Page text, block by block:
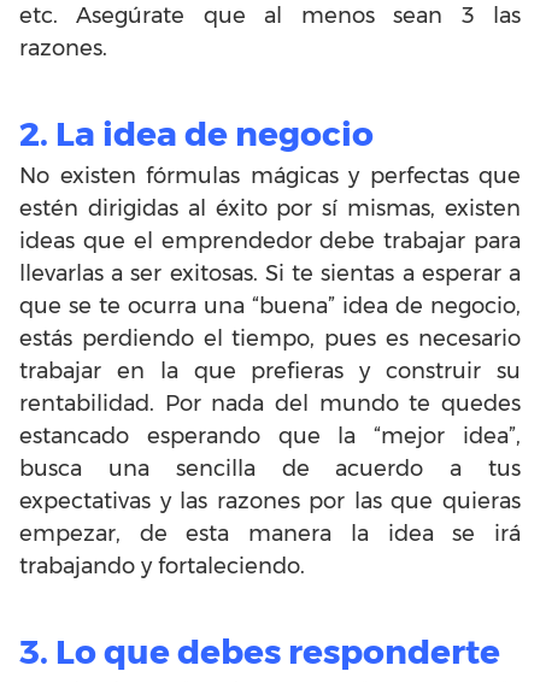
etc. Asegúrate que al menos sean 3 las
razones.
2. La idea de negocio
No existen fórmulas mágicas y perfectas que
estén dirigidas al éxito por sí mismas, existen
ideas que el emprendedor debe trabajar para
llevarlas a ser exitosas. Si te sientas a esperar a
que se te ocurra una “buena” idea de negocio,
estás perdiendo el tiempo, pues es necesario
trabajar en la que prefieras y construir su
rentabilidad. Por nada del mundo te quedes
estancado esperando que la “mejor idea”,
busca una sencilla de acuerdo a tus
expectativas y las razones por las que quieras
empezar, de esta manera la idea se irá
trabajando y fortaleciendo.
3. Lo que debes responderte